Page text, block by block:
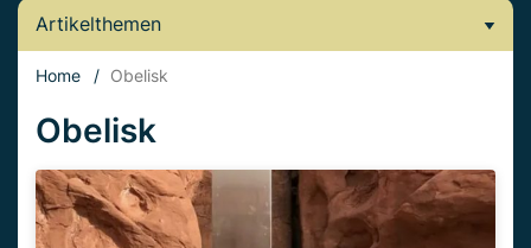
Artikelthemen
Home / Obelisk
Obelisk